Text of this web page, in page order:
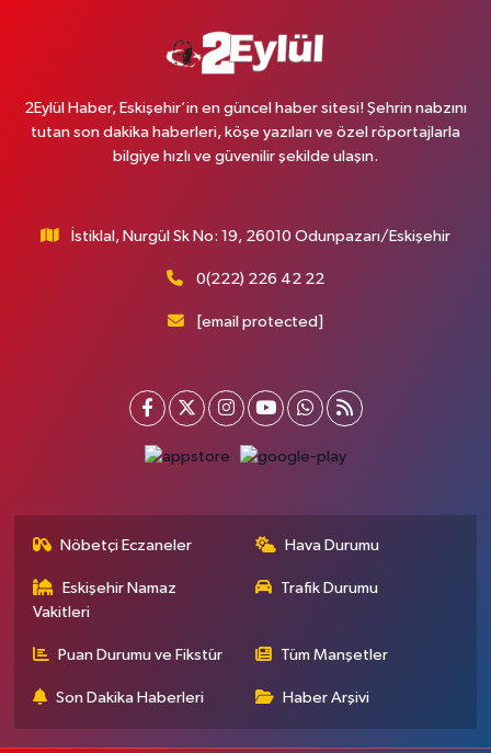
2Eylül Haber, Eskişehir’in en güncel haber sitesi! Şehrin nabzını
tutan son dakika haberleri, köşe yazıları ve özel röportajlarla
bilgiye hızlı ve güvenilir şekilde ulaşın.
İstiklal, Nurgül Sk No: 19, 26010 Odunpazarı/Eskişehir
0(222) 226 42 22
[email protected]
Nöbetçi Eczaneler Hava Durumu
Eskişehir Namaz
Vakitleri
Trafik Durumu
Puan Durumu ve Fikstür Tüm Manşetler
Son Dakika Haberleri Haber Arşivi